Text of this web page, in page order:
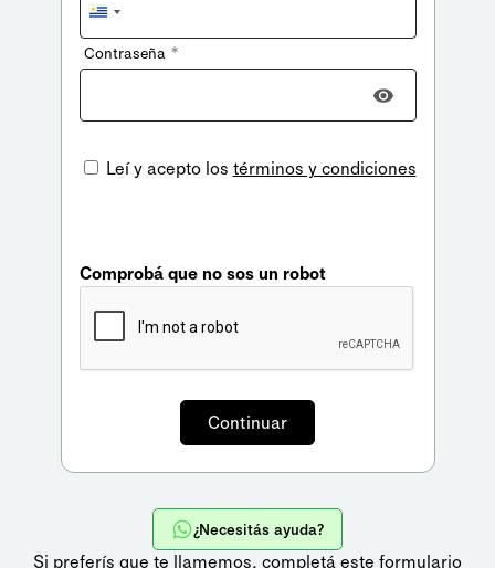
Uruguay
+598
Contraseña *
Leí y acepto los términos y condiciones
Comprobá que no sos un robot
¿Necesitás ayuda?
Si preferís que te llamemos, completá este formulario